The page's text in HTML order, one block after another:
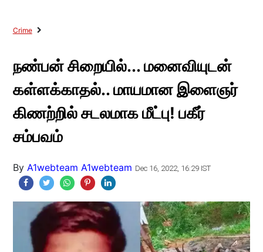
Crime
நண்பன் சிறையில்... மனைவியுடன்
கள்ளக்காதல்.. மாயமான இளைஞர்
கிணற்றில் சடலமாக மீட்பு! பகீர்
சம்பவம்
By A1webteam A1webteam Dec 16, 2022, 16:29 IST